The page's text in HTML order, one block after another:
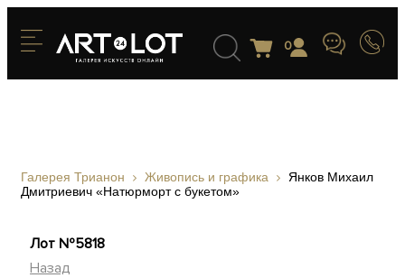
0
Галерея Трианон Живопись и графика
Янков Михаил
Дмитриевич «Натюрморт с букетом»
Лот №5818
Назад